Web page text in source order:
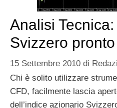
Analisi
Svizzero
15 Settembre 2010 di
Chi è solito utilizzare
CFD, facilmente lascia
dell’indice azionario